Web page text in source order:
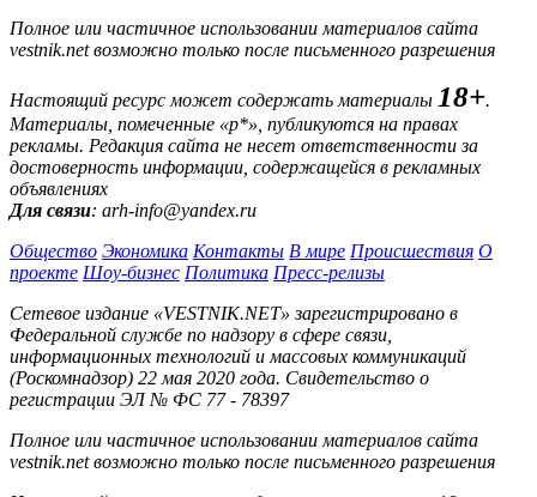
Полное или частичное использовании материалов сайта
vestnik.net возможно только после письменного разрешения
Настоящий ресурс может содержать материалы 18+.
Материалы, помеченные «р*», публикуются на правах
рекламы. Редакция сайта не несет ответственности за
достоверность информации, содержащейся в рекламных
объявлениях
Для связи: arh-info@yandex.ru
Общество Экономика Контакты В мире Происшествия О
проекте Шоу-бизнес Политика Пресс-релизы
Сетевое издание «VESTNIK.NET» зарегистрировано в
Федеральной службе по надзору в сфере связи,
информационных технологий и массовых коммуникаций
(Роскомнадзор) 22 мая 2020 года. Свидетельство о
регистрации ЭЛ № ФС 77 - 78397
Полное или частичное использовании материалов сайта
vestnik.net возможно только после письменного разрешения